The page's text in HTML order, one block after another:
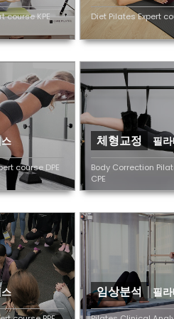
course KPE
course DPE
Diet Pilates Expert
체형교정 필
Body Correction
CPE
임상분석 필